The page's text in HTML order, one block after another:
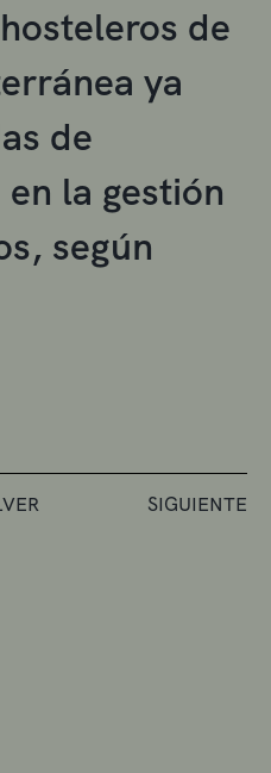
de
ya
de
la gestión
según
SIGUIENTE